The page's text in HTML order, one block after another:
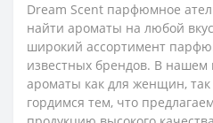
Dream Scent парфюмное
найти ароматы на любой
широкий ассортимент
известных брендов. В нашем
ароматы как для женщин,
гордимся тем, что